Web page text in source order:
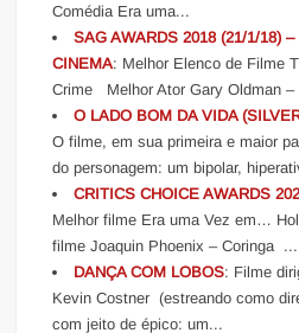
Comédia Era uma...
SAG AWARDS 2018 (21/1/18)
CINEMA: Melhor Elenco de Filme
Crime Melhor Ator Gary Oldman –
O LADO BOM DA VIDA
O filme, em sua primeira e maior
do personagem: um bipolar,
CRITICS CHOICE AWARDS
Melhor filme Era uma Vez em…
filme Joaquin Phoenix – Coringa ...
DANÇA COM LOBOS: Filme
Kevin Costner (estreando como
com jeito de épico: um...